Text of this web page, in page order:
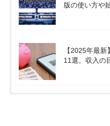
版の使い方や
【2025年最
11選。収入の